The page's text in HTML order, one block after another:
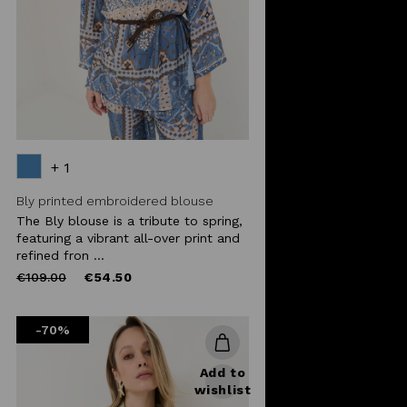
+ 1
Bly printed embroidered blouse
The Bly blouse is a tribute to spring,
featuring a vibrant all-over print and
refined fron ...
Price
€109.00to €54.50
-70%
Add to
wishlist